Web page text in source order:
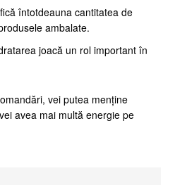
întotdeauna cantitatea de
ambalate.
joacă un rol important în
vei putea menține
avea mai multă energie pe